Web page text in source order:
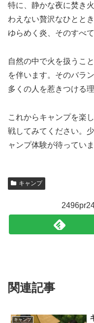
特に、静かな夜に焚き
わえない贅沢なひとと
ゆらめく炎、そのすべ
自然の中で火を扱うこ
を伴います。そのバラ
多くの人を惹きつける
これからキャンプを楽
戦してみてください。
ャンプ体験が待っていま
キャンプ
関連記事
キャンプ